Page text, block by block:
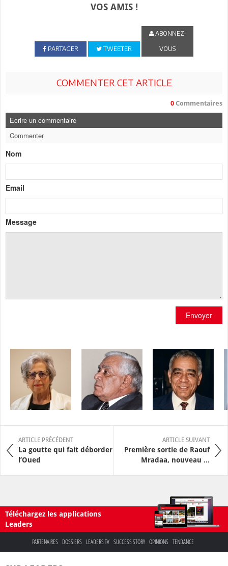
VOS AMIS !
PARTAGER TWEETER
ABONNEZ-
VOUS
COMMENTER CET ARTICLE
0 Commentaires
Ecrire un commentaire
Commenter
Nom
Email
Message
Envoyer
ARTICLE PRÉCÉDENT
La goutte qui fait déborder
l’Oued
ARTICLE SUIVANT
Première sortie de Raouf
Mradaa, nouveau ...
Téléchargez les applications
Leaders
PARTENAIRES DOSSIERS LEADERS TV SUCCESS STORY OPINIONS TENDANCE